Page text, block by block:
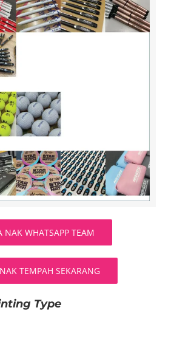
NAK WHATSAPP TEAM
TEMPAH SEKARANG
Type